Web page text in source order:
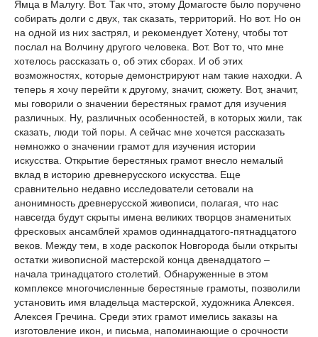
Ямца в Малугу. Вот. Так что, этому Домагосте было поручено
собирать долги с двух, так сказать, территорий. Но вот. Но он
на одной из них застрял, и рекомендует Хотену, чтобы тот
послал на Волчину другого человека. Вот. Вот то, что мне
хотелось рассказать о, об этих сборах. И об этих
возможностях, которые демонстрируют нам такие находки. А
теперь я хочу перейти к другому, значит, сюжету. Вот, значит,
мы говорили о значении берестяных грамот для изучения
различных. Ну, различных особенностей, в которых жили, так
сказать, люди той поры. А сейчас мне хочется рассказать
немножко о значении грамот для изучения истории
искусства. Открытие берестяных грамот внесло немалый
вклад в историю древнерусского искусства. Еще
сравнительно недавно исследователи сетовали на
анонимность древнерусской живописи, полагая, что нас
навсегда будут скрыты имена великих творцов знаменитых
фресковых ансамблей храмов одиннадцатого-пятнадцатого
веков. Между тем, в ходе раскопок Новгорода были открыты
остатки живописной мастерской конца двенадцатого –
начала тринадцатого столетий. Обнаруженные в этом
комплексе многочисленные берестяные грамоты, позволили
установить имя владельца мастерской, художника Алексея.
Алексея Гречина. Среди этих грамот имелись заказы на
изготовление икон, и письма, напоминающие о срочности